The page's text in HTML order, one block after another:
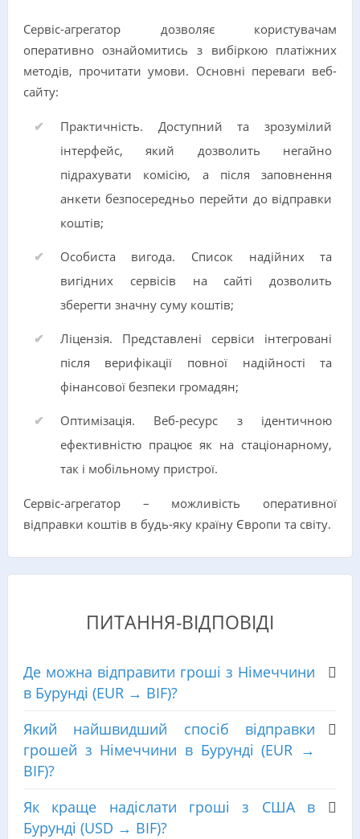
Сервіс-агрегатор дозволяє користувачам
оперативно ознайомитись з вибіркою платіжних
методів, прочитати умови. Основні переваги веб-
сайту:
Практичність. Доступний та зрозумілий
інтерфейс, який дозволить негайно
підрахувати комісію, а після заповнення
анкети безпосередньо перейти до відправки
коштів;
Особиста вигода. Список надійних та
вигідних сервісів на сайті дозволить
зберегти значну суму коштів;
Ліцензія. Представлені сервіси інтегровані
після верифікації повної надійності та
фінансової безпеки громадян;
Оптимізація. Веб-ресурс з ідентичною
ефективністю працює як на стаціонарному,
так і мобільному пристрої.
Сервіс-агрегатор – можливість оперативної
відправки коштів в будь-яку країну Європи та світу.
ПИТАННЯ-ВІДПОВІДІ
Де можна відправити гроші з Німеччини
в Бурунді (EUR → BIF)?
Який найшвидший спосіб відправки
грошей з Німеччини в Бурунді (EUR →
BIF)?
Як краще надіслати гроші з США в
Бурунді (USD → BIF)?